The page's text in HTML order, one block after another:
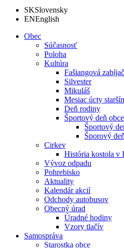
SKSlovensky
ENEnglish
Obec
Súčasnosť
Poloha
Kultúra
Fašiangová
Silvester
Mikuláš
Mesiac úcty
Deň rodiny
Športový deň obce
Športový
Šporový
Cirkev
História kostola v
Vývoz odpadu
Pohrebisko
Aktuality
Kalendár akcií
Odchody autobusov
Obecný úrad
Úradné hodiny
Vzory tlačív
Samospráva
Starostka obce